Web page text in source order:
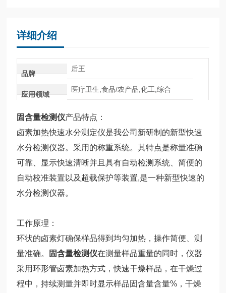
详细介绍
品牌
后王
应用领域
医疗卫生,食品/农产品,化工,综合
固含量检测仪产品特点：
卤素加热快速水分测定仪是我公司新研制的新型快速
水分检测仪器。采用的称重系统。其特点是称量准确
可靠、显示快速清晰并且具有自动检测系统、简便的
自动校准装置以及超载保护等装置,是一种新型快速的
水分检测仪器。
工作原理：
环状的卤素灯确保样品得到均匀加热，操作简便、测
量准确。
固含量检测仪在测量样品重量的同时，仪器
采用环形管卤素加热方式，快速干燥样品，在干燥过
程中，持续测量并即时显示样品固含量含量%，干燥